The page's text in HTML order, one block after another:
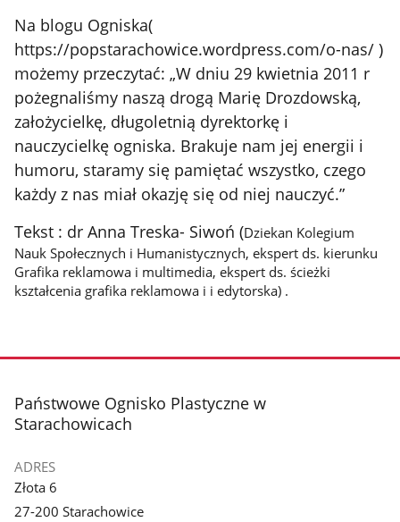
Na blogu Ogniska(
https://popstarachowice.wordpress.com/o-nas/ )
możemy przeczytać: „W dniu 29 kwietnia 2011 r
pożegnaliśmy naszą drogą Marię Drozdowską,
założycielkę, długoletnią dyrektorkę i
nauczycielkę ogniska. Brakuje nam jej energii i
humoru, staramy się pamiętać wszystko, czego
każdy z nas miał okazję się od niej nauczyć.”
Tekst : dr Anna Treska- Siwoń (Dziekan Kolegium
Nauk Społecznych i Humanistycznych, ekspert ds. kierunku
Grafika reklamowa i multimedia, ekspert ds. ścieżki
kształcenia grafika reklamowa i i edytorska) .
stopka
Państwowe Ognisko Plastyczne w
Starachowicach
ADRES
Złota 6
27-200 Starachowice